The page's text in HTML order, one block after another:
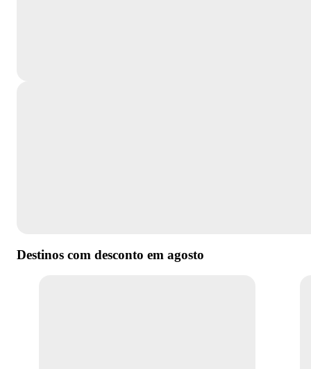
Destinos com desconto em agosto